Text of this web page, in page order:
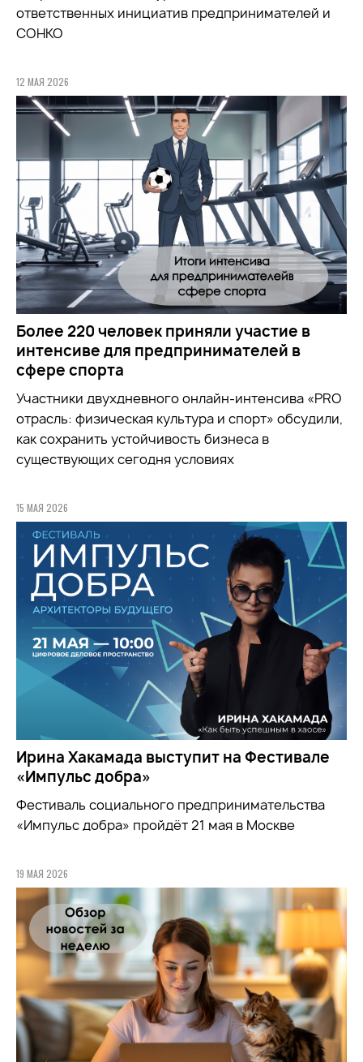
ответственных инициатив предпринимателей и
СОНКО
12 МАЯ 2026
Более 220 человек приняли участие в
интенсиве для предпринимателей в
сфере спорта
Участники двухдневного онлайн-интенсива «PRO
отрасль: физическая культура и спорт» обсудили,
как сохранить устойчивость бизнеса в
существующих сегодня условиях
15 МАЯ 2026
Ирина Хакамада выступит на Фестивале
«Импульс добра»
Фестиваль социального предпринимательства
«Импульс добра» пройдёт 21 мая в Москве
19 МАЯ 2026